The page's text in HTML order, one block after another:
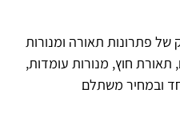
של פתרונות תאורה ומנורות
תאורת חוץ, מנורות עומדות,
ובמחיר משתלם